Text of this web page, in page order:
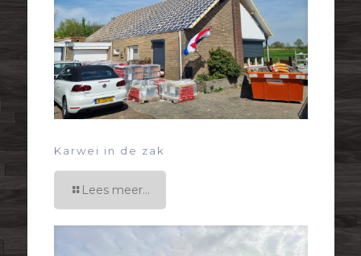
Karwei in de zak
Lees meer...